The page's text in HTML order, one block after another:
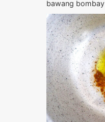
bawang bombay